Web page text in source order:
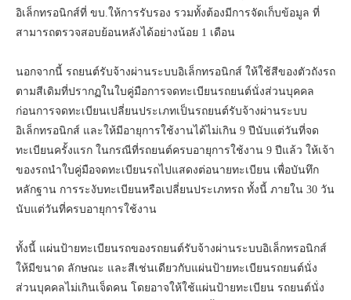
อิเล็กทรอนิกส์ที่ ขบ.ให้การรับรอง รวมทั้งต้องมีการจัดเก็บข้อมูล ที่
สามารถตรวจสอบย้อนหลังได้อย่างน้อย 1 เดือน
นอกจากนี้ รถยนต์รับจ้างผ่านระบบอิเล็กทรอนิกส์ ให้ใช้สีของตัวถังรถ
ตามสีเดิมที่ปรากฏในใบคู่มือการจดทะเบียนรถยนต์นั่งส่วนบุคคล
ก่อนการจดทะเบียนเปลี่ยนประเภทเป็นรถยนต์รับจ้างผ่านระบบ
อิเล็กทรอนิกส์ และให้มีอายุการใช้งานได้ไม่เกิน 9 ปีนับแต่วันที่จด
ทะเบียนครั้งแรก ในกรณีที่รถยนต์ครบอายุการใช้งาน 9 ปีแล้ว ให้เจ้า
ของรถนําใบคู่มือจดทะเบียนรถไปแสดงต่อนายทะเบียน เพื่อบันทึก
หลักฐาน การระงับทะเบียนหรือเปลี่ยนประเภทรถ ทั้งนี้ ภายใน 30 วัน
นับแต่วันที่ครบอายุการใช้งาน
ทั้งนี้ แผ่นป้ายทะเบียนรถของรถยนต์รับจ้างผ่านระบบอิเล็กทรอนิกส์
ให้มีขนาด ลักษณะ และสีเช่นเดียวกับแผ่นป้ายทะเบียนรถยนต์นั่ง
ส่วนบุคคลไม่เกินเจ็ดคน โดยอาจให้ใช้แผ่นป้ายทะเบียน รถยนต์นั่ง